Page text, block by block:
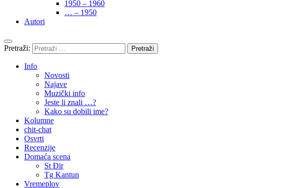
1950 – 1960
… – 1950
Autori
Pretraži:
Info
Novosti
Najave
Muzički info
Jeste li znali …?
Kako su dobili ime?
Kolumne
chit-chat
Osvrti
Recenzije
Domaća scena
St Đir
Tg Kantun
Vremeplov